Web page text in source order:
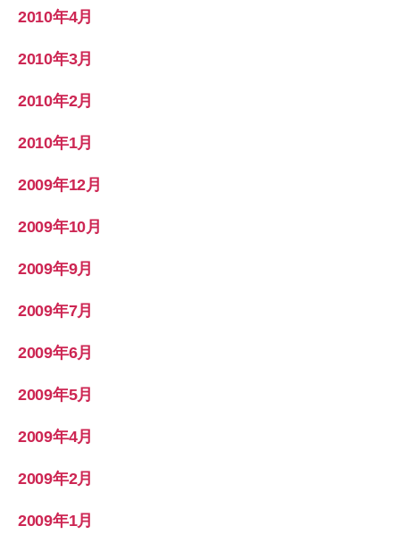
2010年4月
2010年3月
2010年2月
2010年1月
2009年12月
2009年10月
2009年9月
2009年7月
2009年6月
2009年5月
2009年4月
2009年2月
2009年1月